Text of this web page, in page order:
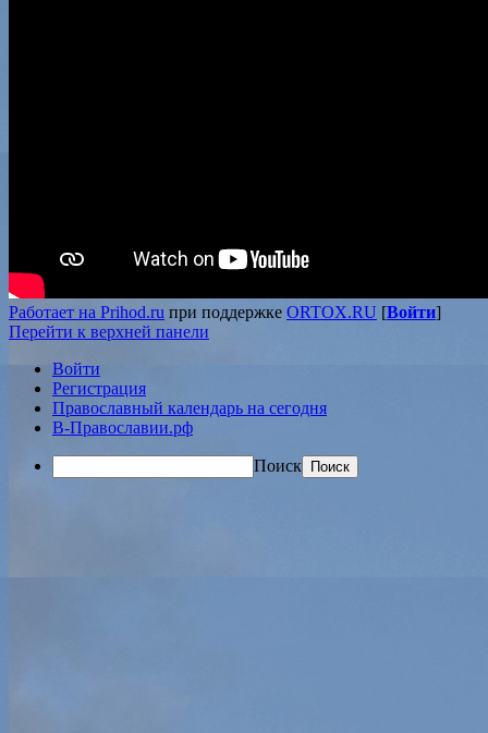
Работает на Prihod.ru при поддержке ORTOX.RU [Войти]
Перейти к верхней панели
Войти
Регистрация
Православный календарь на сегодня
В-Православии.рф
Поиск